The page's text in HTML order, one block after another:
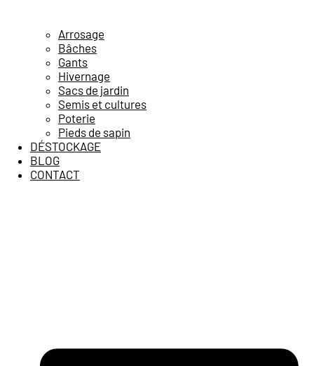
Arrosage
Bâches
Gants
Hivernage
Sacs de jardin
Semis et cultures
Poterie
Pieds de sapin
DÉSTOCKAGE
BLOG
CONTACT